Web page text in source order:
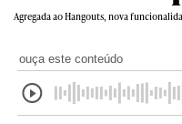
Agregada ao Hangouts, nova
ouça este conteúdo